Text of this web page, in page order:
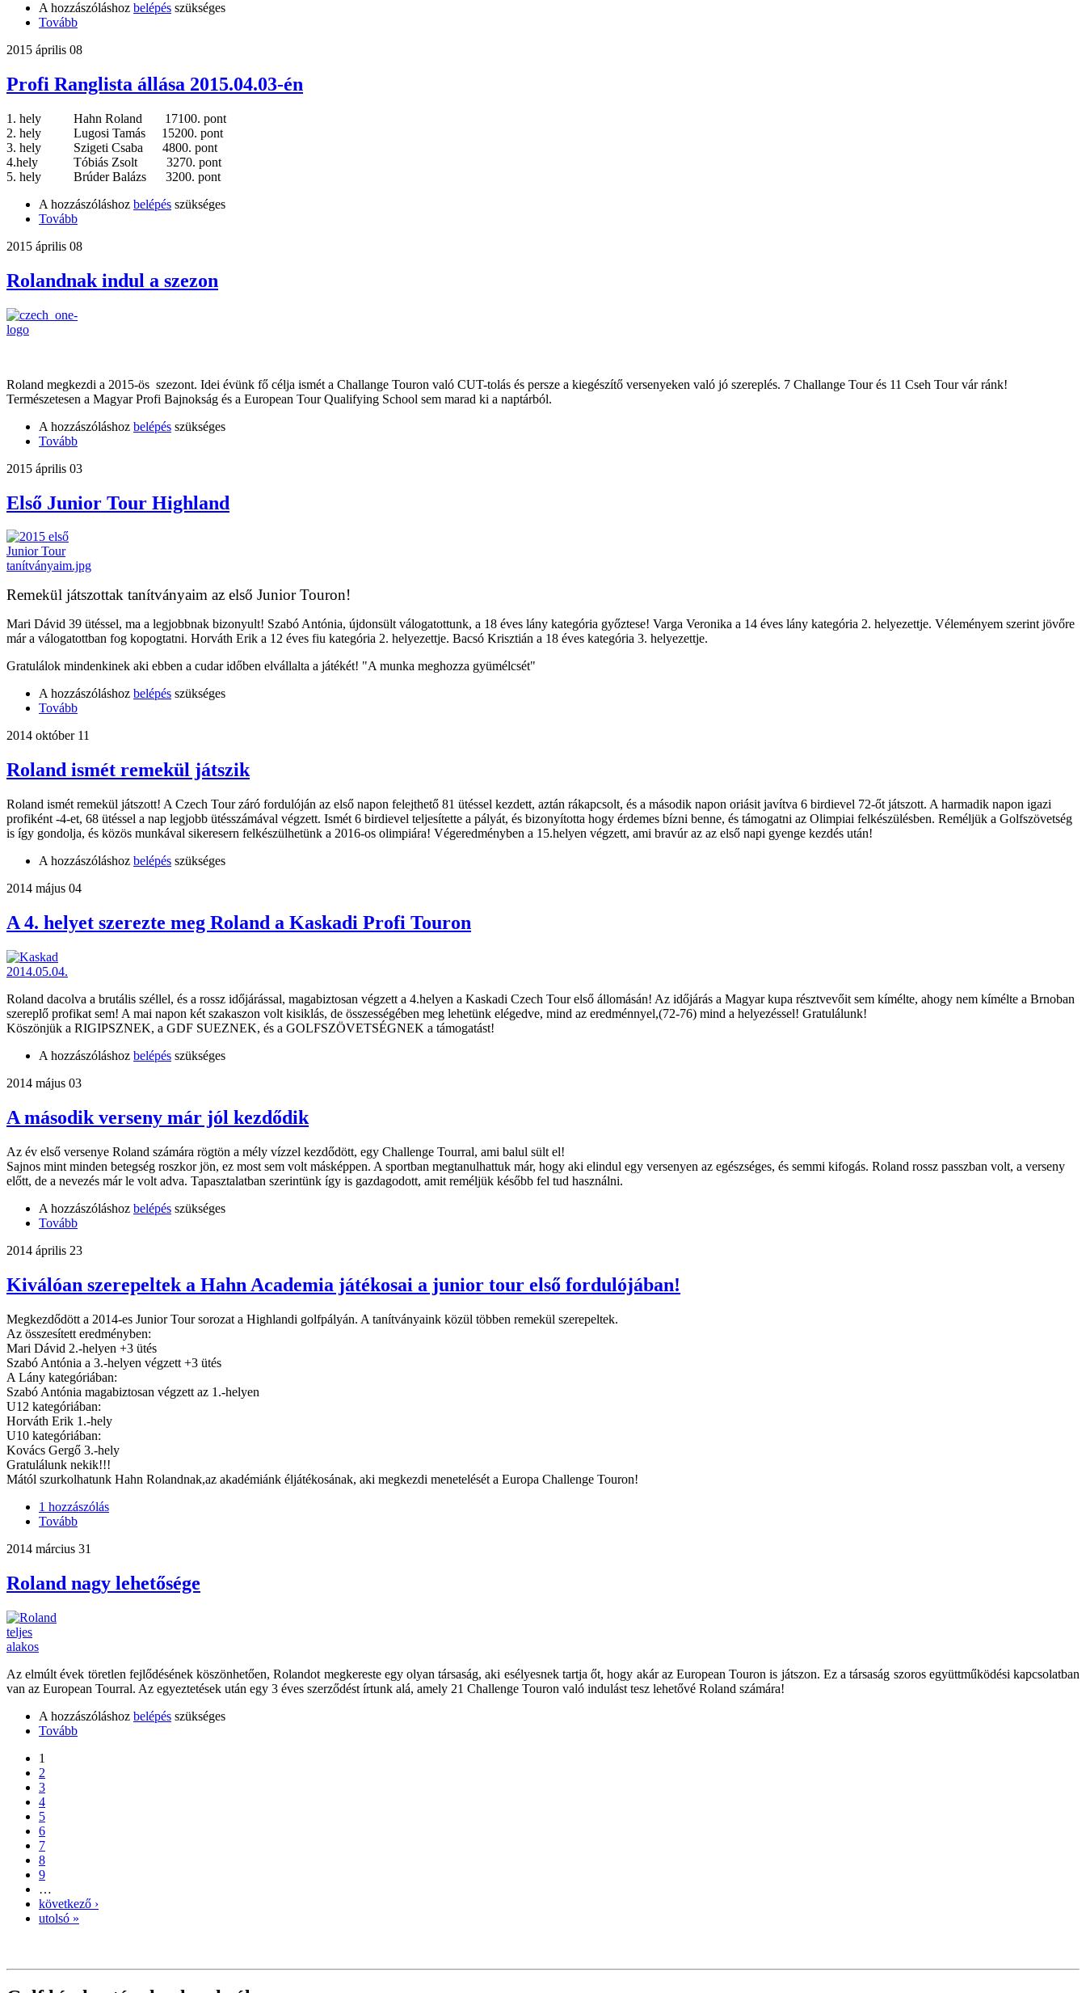
A hozzászóláshoz belépés szükséges
Tovább
2015 április 08
Profi Ranglista állása 2015.04.03-én
1. hely Hahn Roland 17100. pont
2. hely Lugosi Tamás 15200. pont
3. hely Szigeti Csaba 4800. pont
4.hely Tóbiás Zsolt 3270. pont
5. hely Brúder Balázs 3200. pont
A hozzászóláshoz belépés szükséges
Tovább
2015 április 08
Rolandnak indul a szezon
Roland megkezdi a 2015-ös szezont. Idei évünk fő célja ismét a Challange Touron való CUT-tolás és persze a kiegészítő versenyeken való jó szereplés. 7 Challange Tour és 11 Cseh Tour vár ránk!
Természetesen a Magyar Profi Bajnokság és a European Tour Qualifying School sem marad ki a naptárból.
A hozzászóláshoz belépés szükséges
Tovább
2015 április 03
Első Junior Tour Highland
Remekül játszottak tanítványaim az első Junior Touron!
Mari Dávid 39 ütéssel, ma a legjobbnak bizonyult! Szabó Antónia, újdonsült válogatottunk, a 18 éves lány kategória győztese! Varga Veronika a 14 éves lány kategória 2. helyezettje. Véleményem szerint jövőre
már a válogatottban fog kopogtatni. Horváth Erik a 12 éves fiu kategória 2. helyezettje. Bacsó Krisztián a 18 éves kategória 3. helyezettje.
Gratulálok mindenkinek aki ebben a cudar időben elvállalta a játékét! "A munka meghozza gyümélcsét"
A hozzászóláshoz belépés szükséges
Tovább
2014 október 11
Roland ismét remekül játszik
Roland ismét remekül játszott! A Czech Tour záró fordulóján az első napon felejthető 81 ütéssel kezdett, aztán rákapcsolt, és a második napon oriásit javítva 6 birdievel 72-őt játszott. A harmadik napon igazi
profiként -4-et, 68 ütéssel a nap legjobb ütésszámával végzett. Ismét 6 birdievel teljesítette a pályát, és bizonyította hogy érdemes bízni benne, és támogatni az Olimpiai felkészülésben. Reméljük a Golfszövetség
is így gondolja, és közös munkával sikeresern felkészülhetünk a 2016-os olimpiára! Végeredményben a 15.helyen végzett, ami bravúr az az első napi gyenge kezdés után!
A hozzászóláshoz belépés szükséges
2014 május 04
A 4. helyet szerezte meg Roland a Kaskadi Profi Touron
Roland dacolva a brutális széllel, és a rossz időjárással, magabiztosan végzett a 4.helyen a Kaskadi Czech Tour első állomásán! Az időjárás a Magyar kupa résztvevőit sem kímélte, ahogy nem kímélte a Brnoban
szereplő profikat sem! A mai napon két szakaszon volt kisiklás, de összességében meg lehetünk elégedve, mind az eredménnyel,(72-76) mind a helyezéssel! Gratulálunk!
Köszönjük a RIGIPSZNEK, a GDF SUEZNEK, és a GOLFSZÖVETSÉGNEK a támogatást!
A hozzászóláshoz belépés szükséges
2014 május 03
A második verseny már jól kezdődik
Az év első versenye Roland számára rögtön a mély vízzel kezdődött, egy Challenge Tourral, ami balul sült el!
Sajnos mint minden betegség roszkor jön, ez most sem volt másképpen. A sportban megtanulhattuk már, hogy aki elindul egy versenyen az egészséges, és semmi kifogás. Roland rossz passzban volt, a verseny
előtt, de a nevezés már le volt adva. Tapasztalatban szerintünk így is gazdagodott, amit reméljük később fel tud használni.
A hozzászóláshoz belépés szükséges
Tovább
2014 április 23
Kiválóan szerepeltek a Hahn Academia játékosai a junior tour első fordulójában!
Megkezdődött a 2014-es Junior Tour sorozat a Highlandi golfpályán. A tanítványaink közül többen remekül szerepeltek.
Az összesített eredményben:
Mari Dávid 2.-helyen +3 ütés
Szabó Antónia a 3.-helyen végzett +3 ütés
A Lány kategóriában:
Szabó Antónia magabiztosan végzett az 1.-helyen
U12 kategóriában:
Horváth Erik 1.-hely
U10 kategóriában:
Kovács Gergő 3.-hely
Gratulálunk nekik!!!
Mától szurkolhatunk Hahn Rolandnak,az akadémiánk éljátékosának, aki megkezdi menetelését a Europa Challenge Touron!
1 hozzászólás
Tovább
2014 március 31
Roland nagy lehetősége
Az elmúlt évek töretlen fejlődésének köszönhetően, Rolandot megkereste egy olyan társaság, aki esélyesnek tartja őt, hogy akár az European Touron is játszon. Ez a társaság szoros együttműködési kapcsolatban
van az European Tourral. Az egyeztetések után egy 3 éves szerződést írtunk alá, amely 21 Challenge Touron való indulást tesz lehetővé Roland számára!
A hozzászóláshoz belépés szükséges
Tovább
1
2
3
4
5
6
7
8
9
…
következő ›
utolsó »